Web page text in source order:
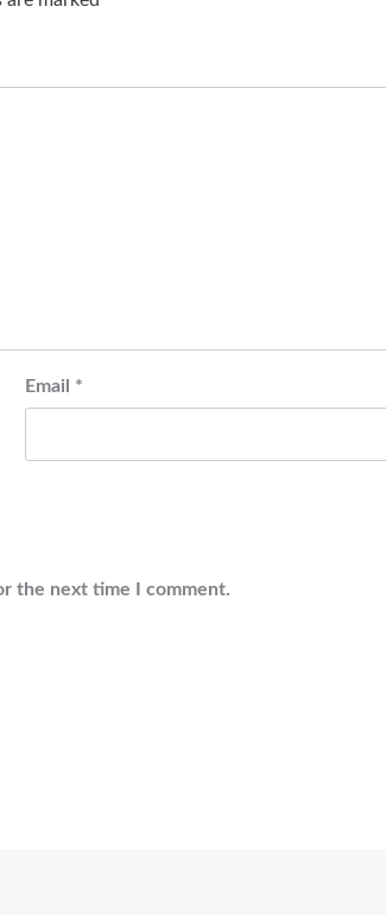
Email *
the next time I comment.